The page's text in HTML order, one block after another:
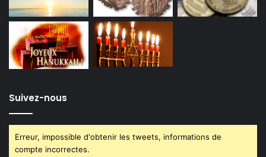
Suivez-nous
Erreur, impossible d'obtenir les tweets, informations de
compte incorrectes.